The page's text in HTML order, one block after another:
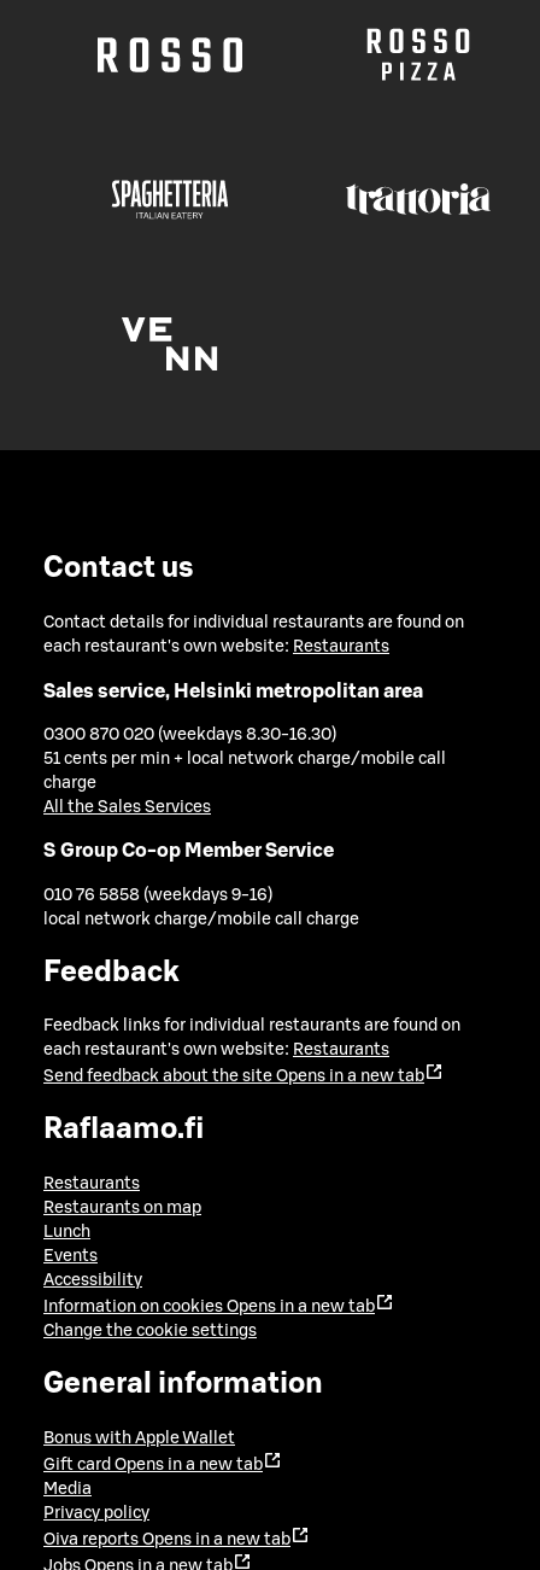
Contact us
Contact details for individual restaurants are found on
each restaurant's own website: Restaurants
Sales service, Helsinki metropolitan area
0300 870 020 (weekdays 8.30-16.30)
51 cents per min + local network charge/mobile call
charge
All the Sales Services
S Group Co-op Member Service
010 76 5858 (weekdays 9-16)
local network charge/mobile call charge
Feedback
Feedback links for individual restaurants are found on
each restaurant's own website: Restaurants
Send feedback about the site Opens in a new tab
Raflaamo.fi
Restaurants
Restaurants on map
Lunch
Events
Accessibility
Information on cookies Opens in a new tab
Change the cookie settings
General information
Bonus with Apple Wallet
Gift card Opens in a new tab
Media
Privacy policy
Oiva reports Opens in a new tab
Jobs Opens in a new tab